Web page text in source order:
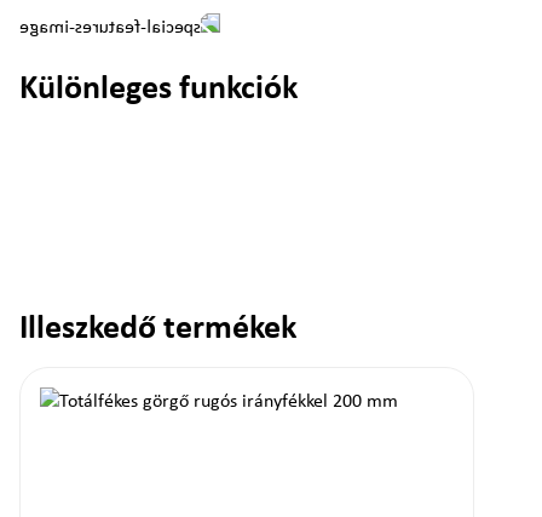
Különleges funkciók
Termékgaléria kihagyása
Illeszkedő termékek